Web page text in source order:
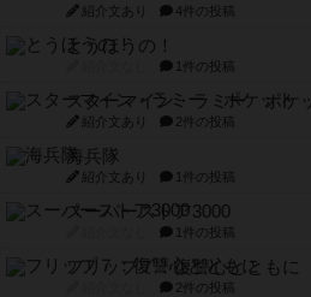
紹介文あり 4件の投稿
とうほうの！
1件の投稿
スターマイン・ラミー ポケ
紹介文あり 2件の投稿
海兵隊
紹介文あり 1件の投稿
スーパーストア3000
1件の投稿
フリップ７：復讐心とともに
2件の投稿